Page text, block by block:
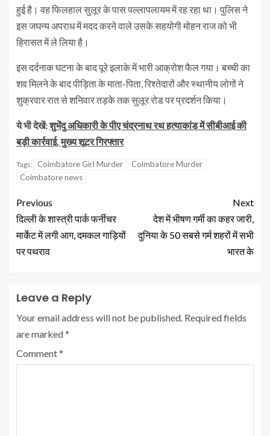
हुई है। वह फिलहाल सुलूर के पास पल्लापलायम में रह रहा था। पुलिस ने
इस जघन्य अपराध में मदद करने वाले उसके सहयोगी मोहन राज को भी
हिरासत में ले लिया है।
इस दर्दनाक घटना के बाद पूरे इलाके में भारी आक्रोश फैल गया। बच्ची का
शव मिलने के बाद पीड़िता के माता-पिता, रिश्तेदारों और स्थानीय लोगों ने
शुक्रवार रात से शनिवार तड़के तक सुलूर रोड पर प्रदर्शन किया।
ये भी देखें:शुभेंदु अधिकारी के पीए चंद्रनाथ रथ हत्याकांड में सीबीआई की
बड़ी कार्रवाई, मुख्य शूटर गिरफ्तार
Tags: Coimbatore Girl Murder
Coimbatore Murder
Coimbatore news
Previous
दिल्ली के शास्त्री पार्क फर्नीचर
मार्केट में लगी आग, दमकल गाड़ियों
पर पथराव
Next
देश में भीषण गर्मी का कहर जारी,
दुनिया के 50 सबसे गर्म शहरों में सभी
भारत के
Leave a Reply
Your email address will not be published. Required fields
are marked*
Comment*